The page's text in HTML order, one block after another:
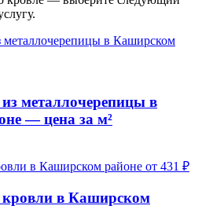
металлочерепицы в
— цена за м²
от 431 ₽
в Каширском